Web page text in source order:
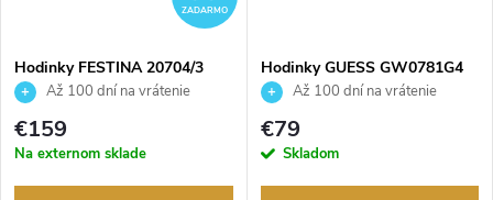
ZADARMO
Hodinky FESTINA 20704/3
Až 100 dní na vrátenie
tovaru. Autorizovaný predajca.
€159
Na externom sklade
Hodinky GUESS GW0781G4
Až 100 dní na vrátenie
tovaru. Autorizovaný predajca.
€79
Skladom